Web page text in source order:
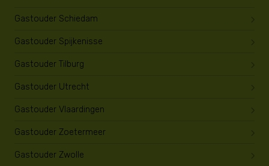
Gastouder Schiedam
Gastouder Spijkenisse
Gastouder Tilburg
Gastouder Utrecht
Gastouder Vlaardingen
Gastouder Zoetermeer
Gastouder Zwolle